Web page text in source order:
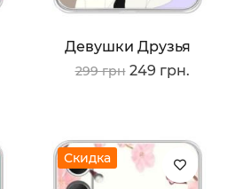
Девушки Друзья
299 грн 249 грн.
Скидка